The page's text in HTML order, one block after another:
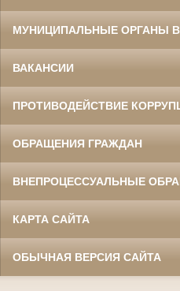
МУНИЦИПАЛЬНЫЕ ОРГАНЫ
ВАКАНСИИ
ПРОТИВОДЕЙСТВИЕ
ОБРАЩЕНИЯ ГРАЖДАН
ВНЕПРОЦЕССУАЛЬНЫЕ
КАРТА САЙТА
ОБЫЧНАЯ ВЕРСИЯ САЙТА